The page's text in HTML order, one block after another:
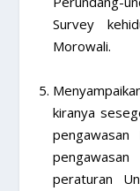
Survey
Morowali.
kiranya
pengawasan
peraturan